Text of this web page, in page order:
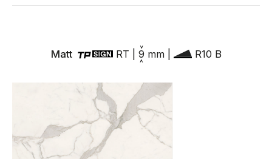
Matt RT 9 mm| R10 B